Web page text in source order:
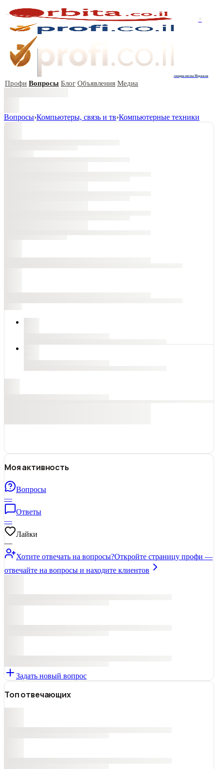
+
специалисты Израиля
Профи Вопросы Блог Объявления Медиа
Вопросы›Компьютеры, связь и тв›Компьютерные техники
Моя активность
Вопросы
—
Ответы
—
Лайки
—
Хотите отвечать на вопросы?Откройте страницу профи —
отвечайте на вопросы и находите клиентов
Задать новый вопрос
Топ отвечающих